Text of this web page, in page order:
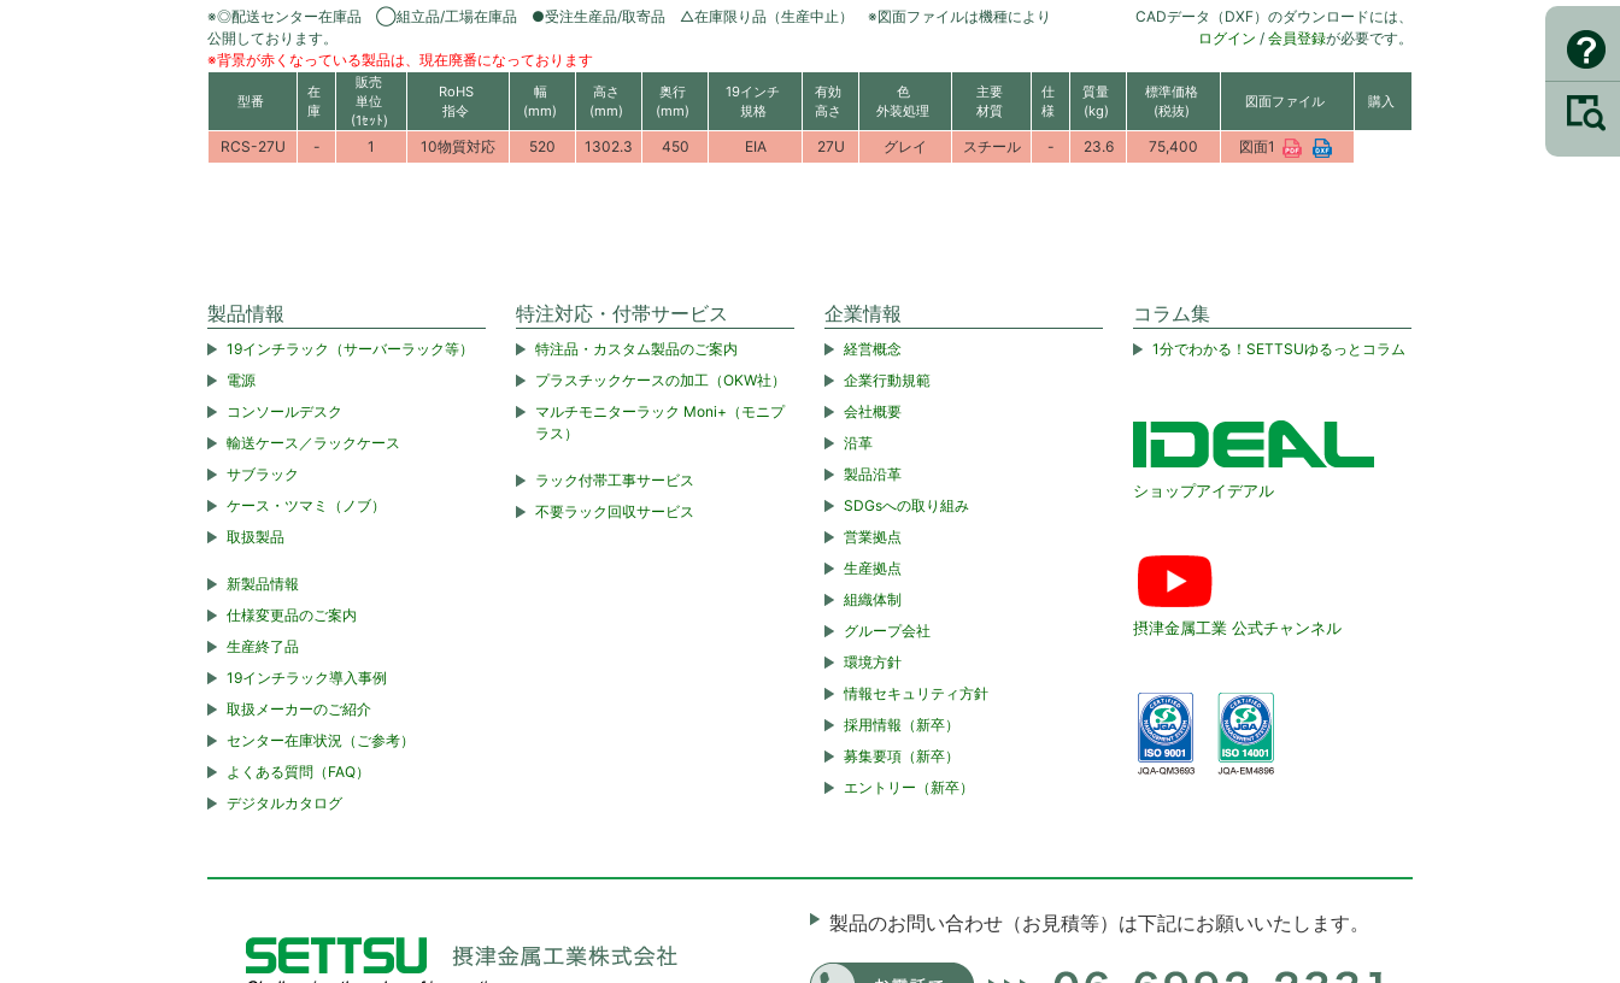
※◎配送センター在庫品 ◯組立品/工場在庫品 ●受注生産品/取寄品 △在庫限り品（生産中止） ※図面ファイルは機種により
公開しております。
※背景が赤くなっている製品は、現在廃番になっております
CADデータ（DXF）のダウンロードには、
ログイン / 会員登録が必要です。
型番
在
庫
販売
単位
(1ｾｯﾄ)
RoHS
指令
幅
(mm)
高さ
(mm)
奥行
(mm)
19インチ
規格
有効
高さ
色
外装処理
主要
材質
仕
様
質量
(kg)
標準価格
(税抜)
図面ファイル 購入
RCS-27U - 1 10物質対応 520 1302.3 450 EIA 27U グレイ スチール - 23.6 75,400 図面1
製品情報
19インチラック（サーバーラック等）
電源
コンソールデスク
輸送ケース／ラックケース
サブラック
ケース・ツマミ（ノブ）
取扱製品
新製品情報
仕様変更品のご案内
生産終了品
19インチラック導入事例
取扱メーカーのご紹介
センター在庫状況（ご参考）
よくある質問（FAQ）
デジタルカタログ
特注対応・付帯サービス
特注品・カスタム製品のご案内
プラスチックケースの加工（OKW社）
マルチモニターラック Moni+（モニプ
ラス）
ラック付帯工事サービス
不要ラック回収サービス
企業情報
経営概念
企業行動規範
会社概要
沿革
製品沿革
SDGsへの取り組み
営業拠点
生産拠点
組織体制
グループ会社
環境方針
情報セキュリティ方針
採用情報（新卒）
募集要項（新卒）
エントリー（新卒）
コラム集
1分でわかる！SETTSUゆるっとコラム
ショップアイデアル
摂津金属工業 公式チャンネル
製品のお問い合わせ（お見積等）は下記にお願いいたします。